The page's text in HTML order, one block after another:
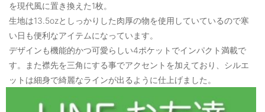
を現代風に置き換えた1枚。
生地は13.5ozとしっかりした肉厚の物を使用していているので寒
い日も便利なアイテムになっています。
デザインも機能的かつ可愛らしい4ポケットでインパクト満載で
す。また襟先を三角にする事でアクセントを加えており、シルエ
ットは細身で綺麗なラインが出るように仕上げました。